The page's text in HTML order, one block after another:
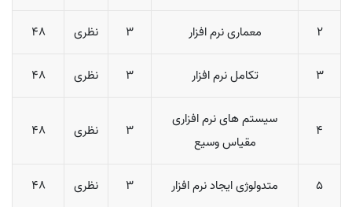
2 معماری نرم افزار 3 نظری 48
3 تکامل نرم افزار 3 نظری 48
4
سیستم های نرم افزاری
مقیاس وسیع
3 نظری 48
5 متدولوژی ایجاد نرم افزار 3 نظری 48